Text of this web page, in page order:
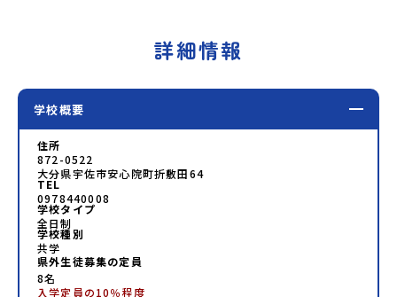
詳細情報
学校概要
住所
872-0522
大分県宇佐市安心院町折敷田64
TEL
0978440008
学校タイプ
全日制
学校種別
共学
県外生徒募集の定員
8名
入学定員の10％程度